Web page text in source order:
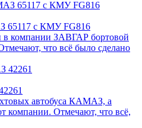
65117 с КМУ FG816
в компании ЗАВГАР бортовой
что всё было сделано
автобуса КАМАЗ, а
компании. Отмечают, что всё,